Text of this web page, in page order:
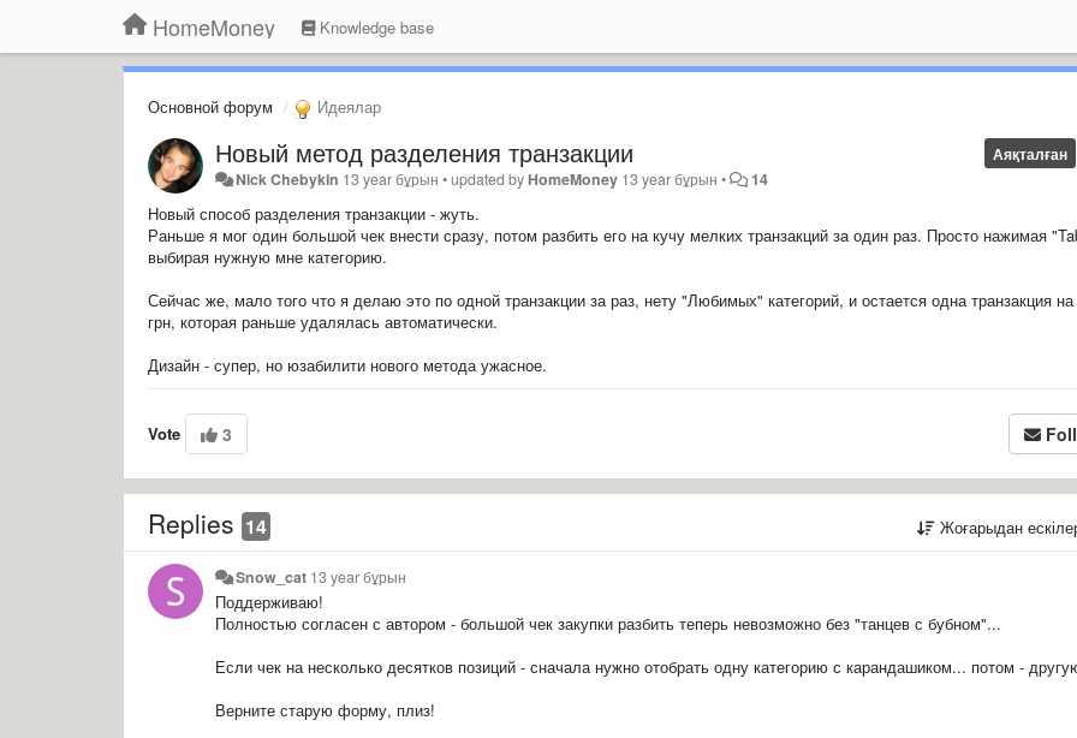
HomeMoney Knowledge base
Основной форум Идеялар
Аяқталған
Новый метод разделения транзакции
Nick Chebykin 13 year бұрын •updated by HomeMoney 13 year бұрын • 14
Новый способ разделения транзакции - жуть.
Раньше я мог один большой чек внести сразу, потом разбить его на кучу мелких транзакций за один раз. Просто нажимая
выбирая нужную мне категорию.
Сейчас же, мало того что я делаю это по одной транзакции за раз, нету "Любимых" категорий, и остается одна транзакция
грн, которая раньше удалялась автоматически.
Дизайн - супер, но юзабилити нового метода ужасное.
Vote 3
Replies 14 Жоғарыдан
Snow_cat 13 year бұрын
Поддерживаю!
Полностью согласен с автором - большой чек закупки разбить теперь невозможно без "танцев с бубном"...
Если чек на несколько десятков позиций - сначала нужно отобрать одну категорию с карандашиком... потом -
Верните старую форму, плиз!